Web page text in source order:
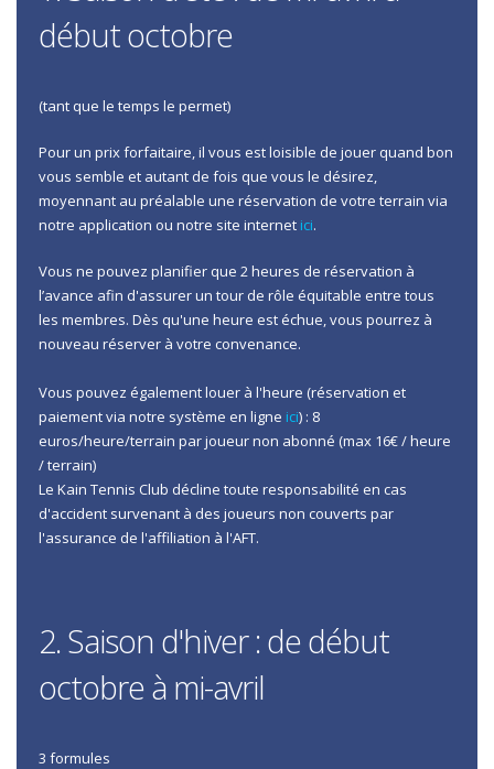
début octobre
(tant que le temps le permet)
Pour un prix forfaitaire, il vous est loisible de jouer quand bon
vous semble et autant de fois que vous le désirez,
moyennant au préalable une réservation de votre terrain via
notre application ou notre site internet ici.
Vous ne pouvez planifier que 2 heures de réservation à
l’avance afin d'assurer un tour de rôle équitable entre tous
les membres. Dès qu'une heure est échue, vous pourrez à
nouveau réserver à votre convenance.
Vous pouvez également louer à l'heure (réservation et
paiement via notre système en ligne ici) : 8
euros/heure/terrain par joueur non abonné (max 16€ / heure
/ terrain)
Le Kain Tennis Club décline toute responsabilité en cas
d'accident survenant à des joueurs non couverts par
l'assurance de l'affiliation à l'AFT.
2. Saison d'hiver : de début
octobre à mi-avril
3 formules